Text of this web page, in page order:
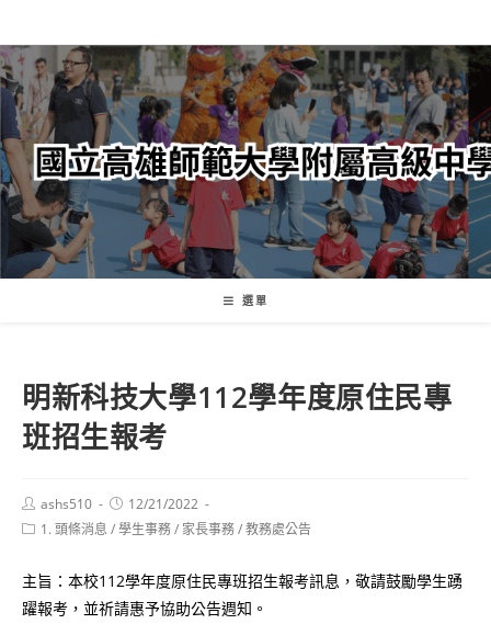
轉
至
主
內
容
選單
明新科技大學112學年度原住民專
班招生報考
Post
author:
ashs510
Post
published:
12/21/2022
Post1. 頭條消息 /學生事務/ 家長事務/教務處公告
主旨：本校112學年度原住民專班招生報考訊息，敬請鼓勵學生踴
躍報考，並祈請惠予協助公告週知。